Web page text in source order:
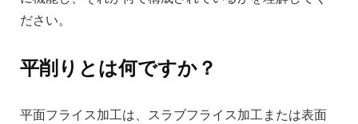
ださい。
平削りとは何ですか？
平面フライス加工は、スラブフライス加工または表面